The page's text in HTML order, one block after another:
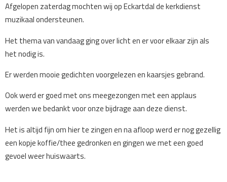
Afgelopen zaterdag mochten wij op Eckartdal de kerkdienst
muzikaal ondersteunen.
Het thema van vandaag ging over licht en er voor elkaar zijn als
het nodig is.
Er werden mooie gedichten voorgelezen en kaarsjes gebrand.
Ook werd er goed met ons meegezongen met een applaus
werden we bedankt voor onze bijdrage aan deze dienst.
Het is altijd fijn om hier te zingen en na afloop werd er nog gezellig
een kopje koffie/thee gedronken en gingen we met een goed
gevoel weer huiswaarts.